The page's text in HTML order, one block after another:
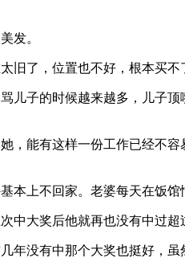
发。
旧了，位置也不好，根本买不
儿子的时候越来越多，儿子
，能有这样一份工作已经不
本上不回家。老婆每天在饭
中大奖后他就再也没有中过超
年没有中那个大奖也挺好